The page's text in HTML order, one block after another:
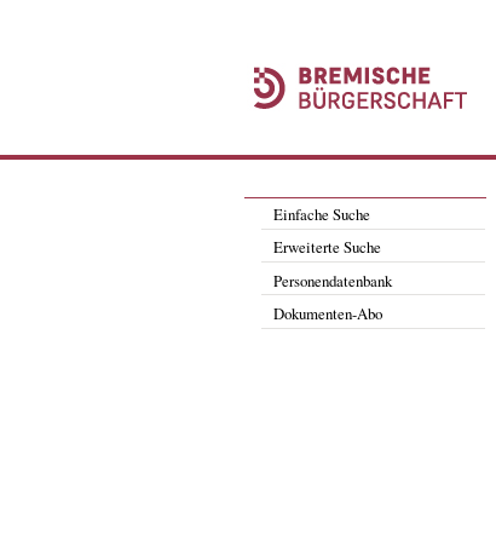
Einfache Suche
Erweiterte Suche
Personendatenbank
Dokumenten-Abo